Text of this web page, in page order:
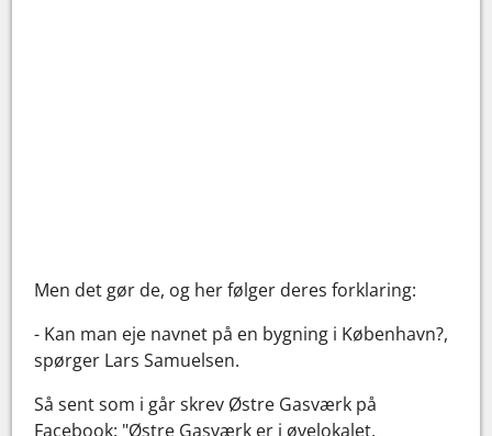
Men det gør de, og her følger deres forklaring:
- Kan man eje navnet på en bygning i København?,
spørger Lars Samuelsen.
Så sent som i går skrev Østre Gasværk på
Facebook: "Østre Gasværk er i øvelokalet,